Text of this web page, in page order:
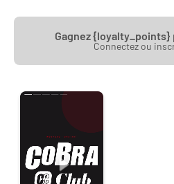
Gagnez
Connectez ou